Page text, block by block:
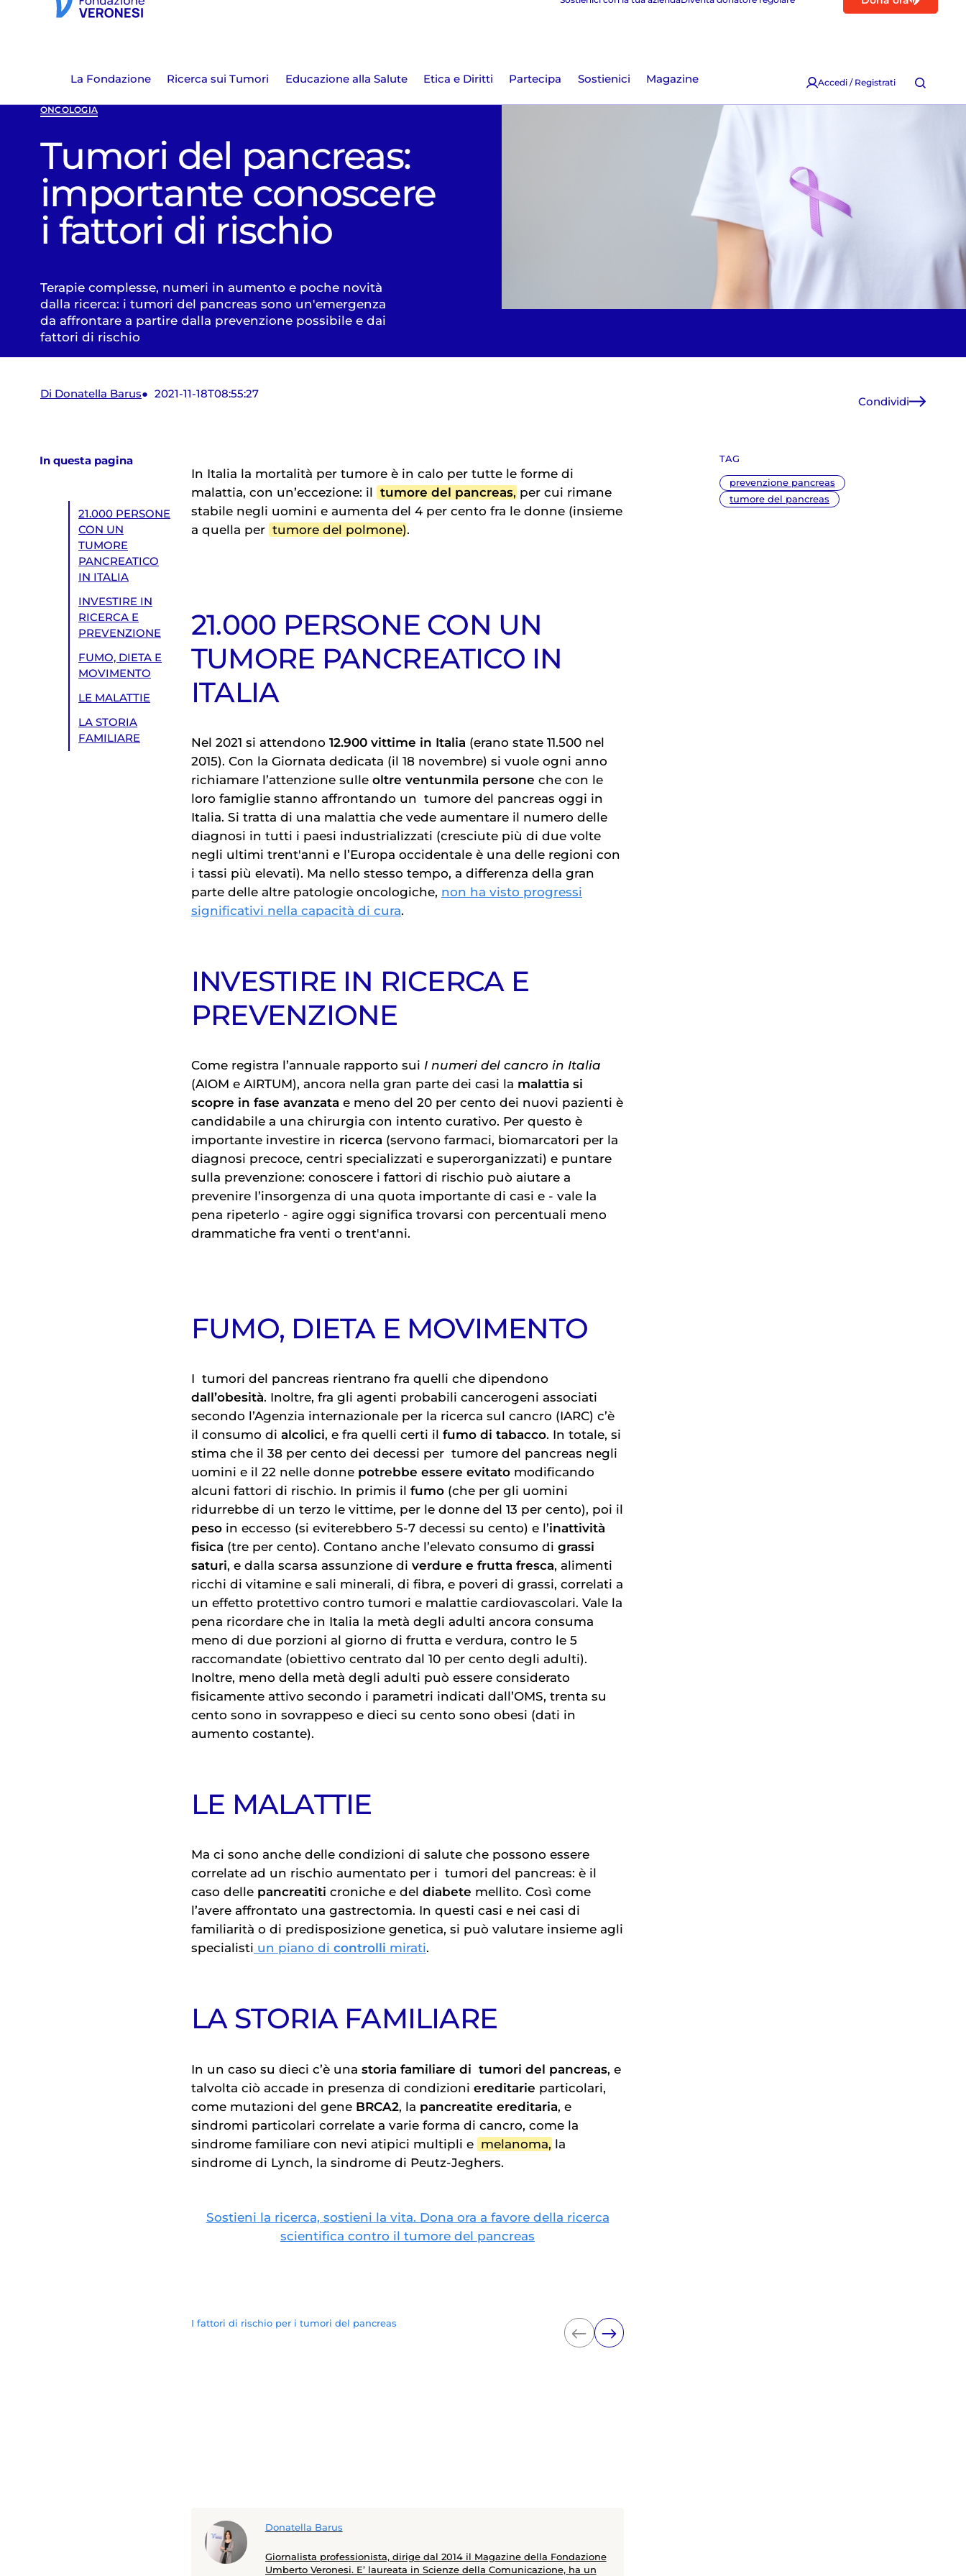
La Fondazione Ricerca sui Tumori Educazione alla Salute Etica e Diritti Partecipa Sostienici Magazine Accedi / Registrati
ONCOLOGIA
Tumori del pancreas:
importante conoscere
i fattori di rischio
Terapie complesse, numeri in aumento e poche novità
dalla ricerca: i tumori del pancreas sono un'emergenza
da affrontare a partire dalla prevenzione possibile e dai
fattori di rischio
Di Donatella Barus 2021-11-18T08:55:27
Condividi
In questa pagina
21.000 PERSONE
CON UN
TUMORE
PANCREATICO
IN ITALIA
INVESTIRE IN
RICERCA E
PREVENZIONE
FUMO, DIETA E
MOVIMENTO
LE MALATTIE
LA STORIA
FAMILIARE
TAG
prevenzione pancreas
tumore del pancreas
In Italia la mortalità per tumore è in calo per tutte le forme di
malattia, con un’eccezione: il
tumore del pancreas, per cui rimane
stabile negli uomini e aumenta del 4 per cento fra le donne (insieme
a quella per tumore del polmone).
21.000 PERSONE CON UN
TUMORE PANCREATICO IN
ITALIA
Nel 2021 si attendono 12.900 vittime in Italia (erano state 11.500 nel
2015). Con la Giornata dedicata (il 18 novembre) si vuole ogni anno
richiamare l’attenzione sulle oltre ventunmila persone che con le
loro famiglie stanno affrontando un tumore del pancreas oggi in
Italia. Si tratta di una malattia che vede aumentare il numero delle
diagnosi in tutti i paesi industrializzati (cresciute più di due volte
negli ultimi trent'anni e l’Europa occidentale è una delle regioni con
i tassi più elevati). Ma nello stesso tempo, a differenza della gran
parte delle altre patologie oncologiche, non ha visto progressi
significativi nella capacità di cura.
INVESTIRE IN RICERCA E
PREVENZIONE
Come registra l’annuale rapporto sui I numeri del cancro in Italia
(AIOM e AIRTUM), ancora nella gran parte dei casi la malattia si
scopre in fase avanzata e meno del 20 per cento dei nuovi pazienti è
candidabile a una chirurgia con intento curativo. Per questo è
importante investire in ricerca (servono farmaci, biomarcatori per la
diagnosi precoce, centri specializzati e superorganizzati) e puntare
sulla prevenzione: conoscere i fattori di rischio può aiutare a
prevenire l’insorgenza di una quota importante di casi e - vale la
pena ripeterlo - agire oggi significa trovarsi con percentuali meno
drammatiche fra venti o trent'anni.
FUMO, DIETA E MOVIMENTO
I tumori del pancreas rientrano fra quelli che dipendono
dall’obesità. Inoltre, fra gli agenti probabili cancerogeni associati
secondo l’Agenzia internazionale per la ricerca sul cancro (IARC) c’è
il consumo di alcolici, e fra quelli certi il fumo di tabacco. In totale, si
stima che il 38 per cento dei decessi per tumore del pancreas negli
uomini e il 22 nelle donne potrebbe essere evitato modificando
alcuni fattori di rischio. In primis il fumo (che per gli uomini
ridurrebbe di un terzo le vittime, per le donne del 13 per cento), poi il
peso in eccesso (si eviterebbero 5-7 decessi su cento) e l’inattività
fisica (tre per cento). Contano anche l’elevato consumo di grassi
saturi, e dalla scarsa assunzione di verdure e frutta fresca, alimenti
ricchi di vitamine e sali minerali, di fibra, e poveri di grassi, correlati a
un effetto protettivo contro tumori e malattie cardiovascolari. Vale la
pena ricordare che in Italia la metà degli adulti ancora consuma
meno di due porzioni al giorno di frutta e verdura, contro le 5
raccomandate (obiettivo centrato dal 10 per cento degli adulti).
Inoltre, meno della metà degli adulti può essere considerato
fisicamente attivo secondo i parametri indicati dall’OMS, trenta su
cento sono in sovrappeso e dieci su cento sono obesi (dati in
aumento costante).
LE MALATTIE
Ma ci sono anche delle condizioni di salute che possono essere
correlate ad un rischio aumentato per i tumori del pancreas: è il
caso delle pancreatiti croniche e del diabete mellito. Così come
l’avere affrontato una gastrectomia. In questi casi e nei casi di
familiarità o di predisposizione genetica, si può valutare insieme agli
specialisti un piano di controlli mirati.
LA STORIA FAMILIARE
In un caso su dieci c’è una storia familiare di tumori del pancreas, e
talvolta ciò accade in presenza di condizioni ereditarie particolari,
come mutazioni del gene BRCA2, la pancreatite ereditaria, e
sindromi particolari correlate a varie forma di cancro, come la
sindrome familiare con nevi atipici multipli e melanoma, la
sindrome di Lynch, la sindrome di Peutz-Jeghers.
Sostieni la ricerca, sostieni la vita. Dona ora a favore della ricerca
scientifica contro il tumore del pancreas
I fattori di rischio per i tumori del pancreas
Donatella Barus
Giornalista professionista, dirige dal 2014 il Magazine della Fondazione
Umberto Veronesi. E’ laureata in Scienze della Comunicazione, ha un